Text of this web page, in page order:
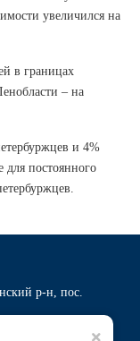
увеличился на
в границах
– на
и 4%
для постоянного
р-н, пос.